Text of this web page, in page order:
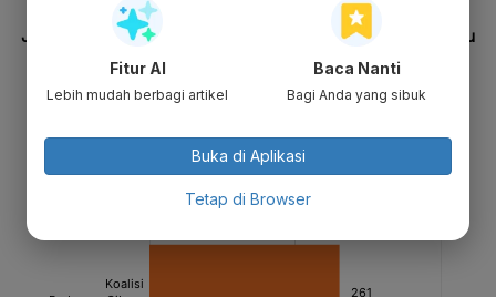
Fitur AI
Lebih mudah berbagi artikel
Baca Nanti
Bagi Anda yang sibuk
Buka di Aplikasi
Tetap di Browser